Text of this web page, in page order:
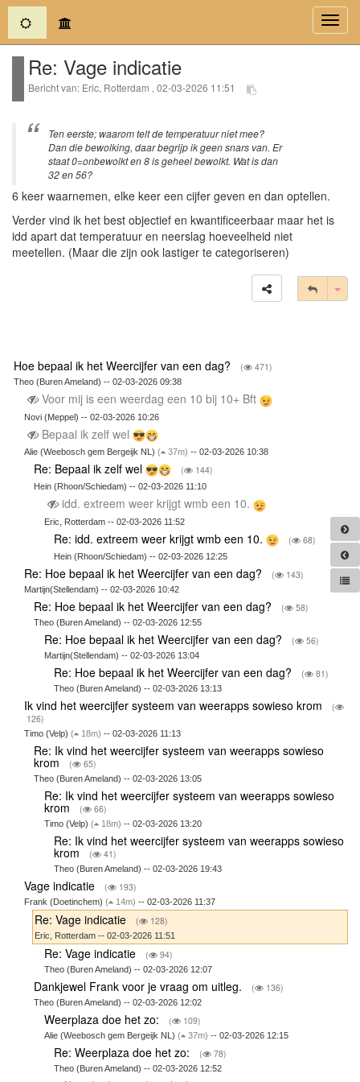
(current)
Re: Vage indicatie
Bericht van: Eric, Rotterdam , 02-03-2026 11:51
Ten eerste; waarom telt de temperatuur niet mee?
Dan die bewolking, daar begrijp ik geen snars van. Er
staat 0=onbewolkt en 8 is geheel bewolkt. Wat is dan
32 en 56?
6 keer waarnemen, elke keer een cijfer geven en dan optellen.
Verder vind ik het best objectief en kwantificeerbaar maar het is
idd apart dat temperatuur en neerslag hoeveelheid niet
meetellen. (Maar die zijn ook lastiger te categoriseren)
Hoe bepaal ik het Weercijfer van een dag? ( 471)
Theo (Buren Ameland) -- 02-03-2026 09:38
Voor mij is een weerdag een 10 bij 10+ Bft
Novi (Meppel) -- 02-03-2026 10:26
Bepaal ik zelf wel
Alie (Weebosch gem Bergeijk NL) ( 37m) -- 02-03-2026 10:38
Re: Bepaal ik zelf wel ( 144)
Hein (Rhoon/Schiedam) -- 02-03-2026 11:10
idd. extreem weer krijgt wmb een 10.
Eric, Rotterdam -- 02-03-2026 11:52
Re: idd. extreem weer krijgt wmb een 10. ( 68)
Hein (Rhoon/Schiedam) -- 02-03-2026 12:25
Re: Hoe bepaal ik het Weercijfer van een dag? ( 143)
Martijn(Stellendam) -- 02-03-2026 10:42
Re: Hoe bepaal ik het Weercijfer van een dag? ( 58)
Theo (Buren Ameland) -- 02-03-2026 12:55
Re: Hoe bepaal ik het Weercijfer van een dag? ( 56)
Martijn(Stellendam) -- 02-03-2026 13:04
Re: Hoe bepaal ik het Weercijfer van een dag? ( 81)
Theo (Buren Ameland) -- 02-03-2026 13:13
Ik vind het weercijfer systeem van weerapps sowieso krom
(
126)
Timo (Velp) ( 18m) -- 02-03-2026 11:13
Re: Ik vind het weercijfer systeem van weerapps sowieso
krom ( 65)
Theo (Buren Ameland) -- 02-03-2026 13:05
Re: Ik vind het weercijfer systeem van weerapps sowieso
krom ( 66)
Timo (Velp) ( 18m) -- 02-03-2026 13:20
Re: Ik vind het weercijfer systeem van weerapps sowieso
krom ( 41)
Theo (Buren Ameland) -- 02-03-2026 19:43
Vage indicatie ( 193)
Frank (Doetinchem) ( 14m) -- 02-03-2026 11:37
Re: Vage indicatie ( 128)
Eric, Rotterdam -- 02-03-2026 11:51
Re: Vage indicatie ( 94)
Theo (Buren Ameland) -- 02-03-2026 12:07
Dankjewel Frank voor je vraag om uitleg. ( 136)
Theo (Buren Ameland) -- 02-03-2026 12:02
Weerplaza doe het zo: ( 109)
Alie (Weebosch gem Bergeijk NL) ( 37m) -- 02-03-2026 12:15
Re: Weerplaza doe het zo: ( 78)
Theo (Buren Ameland) -- 02-03-2026 12:52